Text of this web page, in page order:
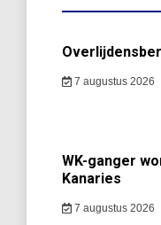
7 augustus 2026
WK-ganger
Kanaries
7 augustus 2026